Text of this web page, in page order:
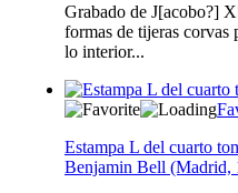
Grabado de J[acobo?]
formas de tijeras corvas
lo interior...
Estampa L del cuarto
Benjamin Bell (Madrid,